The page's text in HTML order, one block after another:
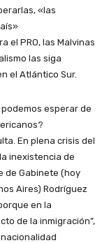
«las
el PRO, las Malvinas
las siga
el Atlántico Sur.
esperar de
En plena crisis del
inexistencia de
de Gabinete (hoy
Aires) Rodríguez
en la
de la inmigración”,